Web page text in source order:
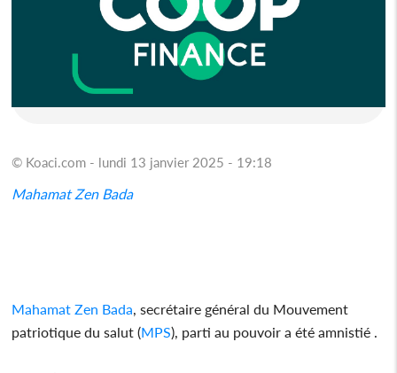
© Koaci.com - lundi 13 janvier 2025 - 19:18
Mahamat Zen Bada
Mahamat Zen Bada , secrétaire général du Mouvement
patriotique du salut (MPS), parti au pouvoir a été amnistié .